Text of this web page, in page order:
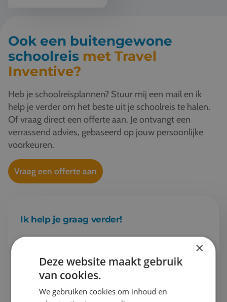
Ook een buitengewone
schoolreis met Travel
Inventive?
Heb je schoolreisplannen? Stuur mij een mail en ik
help je verder om het beste uit je schoolreis te halen.
Of vraag direct een offerte aan. Je ontvangt een
verrassend advies, gebaseerd op jouw persoonlijke
voorkeuren.
Vraag een offerte aan
Ik help je graag verder!
Projectleider schoolreizen & Finance
Gaan we samen aan de slag?
×
Deze website maakt gebruik
van cookies.
We gebruiken cookies om inhoud en